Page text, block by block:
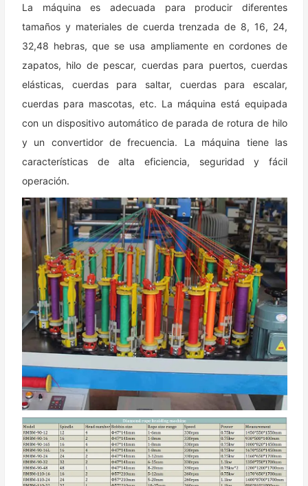
La máquina es adecuada para producir diferentes
tamaños y materiales de cuerda trenzada de 8, 16, 24,
32,48 hebras, que se usa ampliamente en cordones de
zapatos, hilo de pescar, cuerdas para puertos, cuerdas
elásticas, cuerdas para saltar, cuerdas para escalar,
cuerdas para mascotas, etc. La máquina está equipada
con un dispositivo automático de parada de rotura de hilo
y un convertidor de frecuencia. La máquina tiene las
características de alta eficiencia, seguridad y fácil
operación.